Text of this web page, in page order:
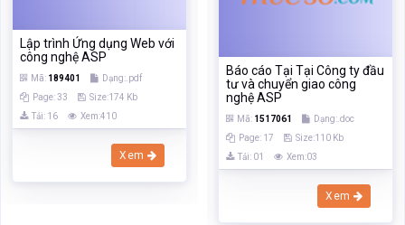
Lập trình Ứng dụng Web với
công nghệ ASP
Mã: 189401
Dạng:.pdf
Page: 33
Size:174 Kb
Tải: 16
Xem:410
Xem
Báo cáo Tại Tại Công ty đầu
tư và chuyển giao công
nghệ ASP
Mã: 1517061
Dạng:.doc
Page: 17
Size:110 Kb
Tải: 01
Xem:03
Xem